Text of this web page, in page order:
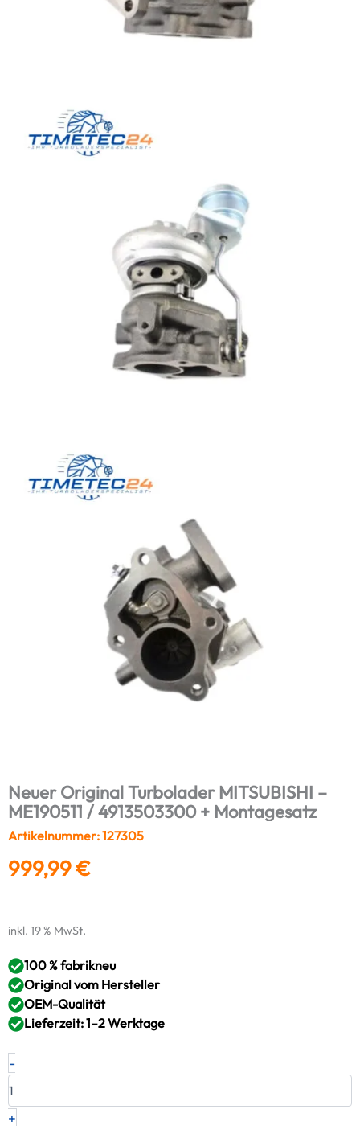
Neuer Original Turbolader MITSUBISHI –
ME190511 / 4913503300 + Montagesatz
Artikelnummer: 127305
999,99€
inkl. 19 % MwSt.
100 % fabrikneu
Original vom Hersteller
OEM-Qualität
Lieferzeit: 1–2 Werktage
-
Neuer
Original
–
+